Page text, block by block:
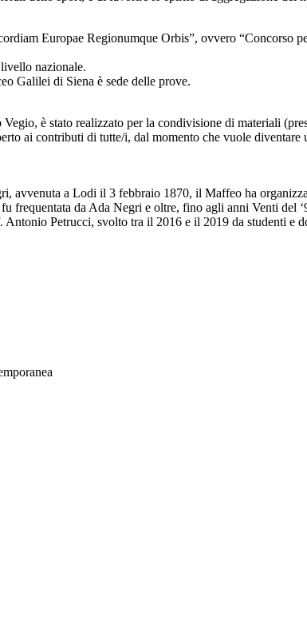
Europae Regionumque Orbis”, ovvero “Concorso
nazionale.
Galilei di Siena è sede delle prove.
è stato realizzato per la condivisione di materiali
ai contributi di tutte/i, dal momento che vuole
avvenuta a Lodi il 3 febbraio 1870, il Maffeo ha
frequentata da Ada Negri e oltre, fino agli anni Venti del
Petrucci, svolto tra il 2016 e il 2019 da studenti e